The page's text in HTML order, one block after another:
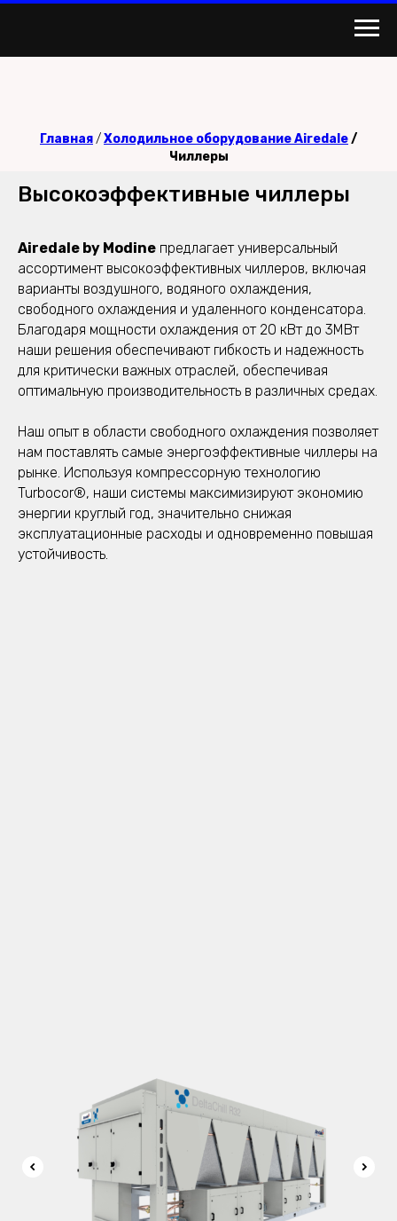
Главная/Холодильное оборудование Airedale/
Чиллеры
Высокоэффективные чиллеры
Airedale by Modine предлагает универсальный
ассортимент высокоэффективных чиллеров, включая
варианты воздушного, водяного охлаждения,
свободного охлаждения и удаленного конденсатора.
Благодаря мощности охлаждения от 20 кВт до 3МВт
наши решения обеспечивают гибкость и надежность
для критически важных отраслей, обеспечивая
оптимальную производительность в различных средах.
Наш опыт в области свободного охлаждения позволяет
нам поставлять самые энергоэффективные чиллеры на
рынке. Используя компрессорную технологию
Turbocor®, наши системы максимизируют экономию
энергии круглый год, значительно снижая
эксплуатационные расходы и одновременно повышая
устойчивость.